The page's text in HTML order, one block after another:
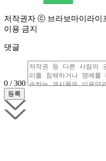
저작권자 ⓒ 브라보마이라이
이용 금지
댓글
0 / 300